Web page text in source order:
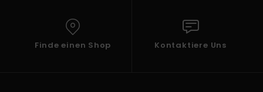
Finde einen Shop Kontaktiere Uns